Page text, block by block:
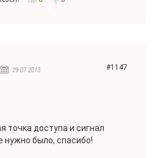
#1147
29.07.2013
точка доступа и сигнал
нужно было, спасибо!